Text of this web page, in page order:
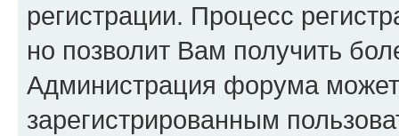
регистрации. Процесс
но позволит Вам получить
Администрация форума может
зарегистрированным